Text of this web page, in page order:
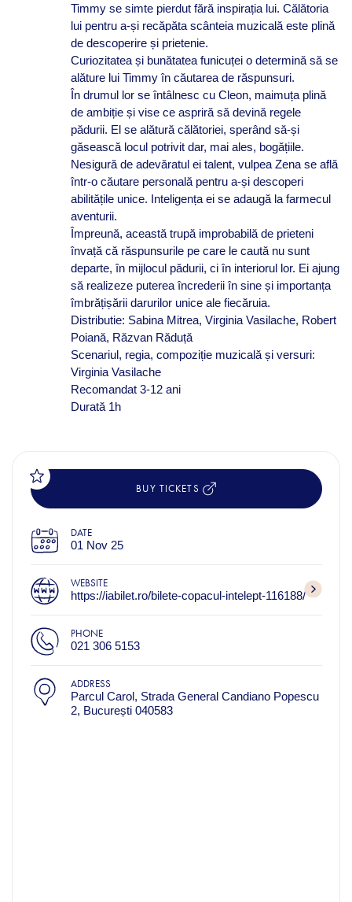
Timmy se simte pierdut fără inspirația lui. Călătoria
lui pentru a-și recăpăta scânteia muzicală este plină
de descoperire și prietenie.
Curiozitatea și bunătatea funicuței o determină să se
alăture lui Timmy în căutarea de răspunsuri.
În drumul lor se întâlnesc cu Cleon, maimuța plină
de ambiție și vise ce aspriră să devină regele
pădurii. El se alătură călătoriei, sperând să-și
găsească locul potrivit dar, mai ales, bogățiile.
Nesigură de adevăratul ei talent, vulpea Zena se află
într-o căutare personală pentru a-și descoperi
abilitățile unice. Inteligența ei se adaugă la farmecul
aventurii.
Împreună, această trupă improbabilă de prieteni
învață că răspunsurile pe care le caută nu sunt
departe, în mijlocul pădurii, ci în interiorul lor. Ei ajung
să realizeze puterea încrederii în sine și importanța
îmbrățișării darurilor unice ale fiecăruia.
Distributie: Sabina Mitrea, Virginia Vasilache, Robert
Poiană, Răzvan Răduță
Scenariul, regia, compoziție muzicală și versuri:
Virginia Vasilache
Recomandat 3-12 ani
Durată 1h
BUY TICKETS
DATE
01 Nov 25
WEBSITE
https://iabilet.ro/bilete-copacul-intelept-116188/
PHONE
021 306 5153
ADDRESS
Parcul Carol, Strada General Candiano Popescu
2, București 040583